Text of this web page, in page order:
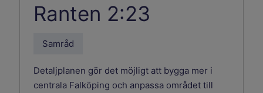
Ranten 2:23
Samråd
Detaljplanen gör det möjligt att bygga mer i
centrala Falköping och anpassa området till